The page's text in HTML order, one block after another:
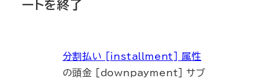
ートを終了
分割払い [installment] 属性
の頭金 [downpayment] サブ